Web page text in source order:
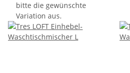
bitte die gewünschte
Variation aus.